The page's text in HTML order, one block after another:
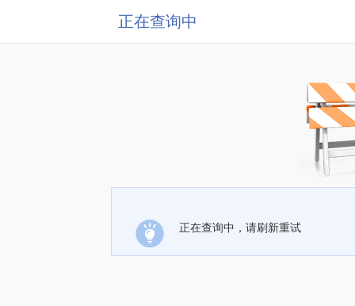
正在查询中
正在查询中，请刷新重试